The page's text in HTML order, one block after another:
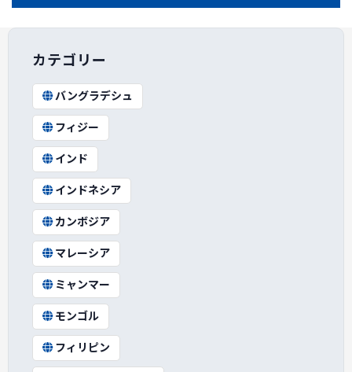
カテゴリー
バングラデシュ
フィジー
インド
インドネシア
カンボジア
マレーシア
ミャンマー
モンゴル
フィリピン